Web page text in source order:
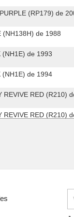
(RP179) de
(NH138H) de 1988
(NH1E) de 1993
(NH1E) de 1994
REVIVE RED (R210)
REVIVE RED (R210)
WHITE